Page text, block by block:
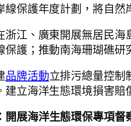
保護年度計劃，將自
浙江、廣東開展無居民海
護；推動南海珊瑚礁
品牌活動立排污總量控制
立海洋生態環境損害賠
開展海洋生態環保專項督